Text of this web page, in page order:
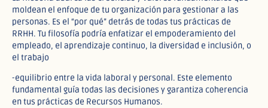
moldean el enfoque de tu organización para gestionar a las
personas. Es el “por qué” detrás de todas tus prácticas de
RRHH. Tu filosofía podría enfatizar el empoderamiento del
empleado, el aprendizaje continuo, la diversidad e inclusión, o
el trabajo
-equilibrio entre la vida laboral y personal. Este elemento
fundamental guía todas las decisiones y garantiza coherencia
en tus prácticas de Recursos Humanos.